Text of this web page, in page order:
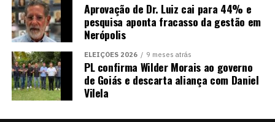
Aprovação de Dr. Luiz cai para 44% e
pesquisa aponta fracasso da gestão em
Nerópolis
ELEIÇÕES 2026 9 meses atrás
PL confirma Wilder Morais ao governo
de Goiás e descarta aliança com Daniel
Vilela